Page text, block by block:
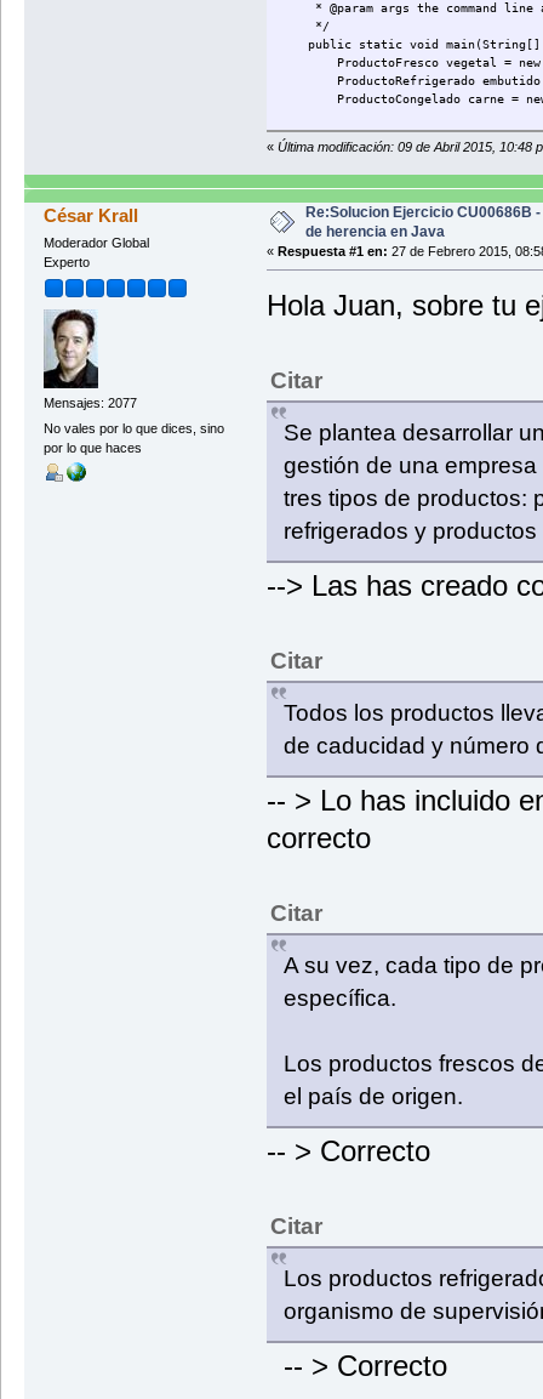
* @param args the command line
*/
public static void main(String[]
ProductoFresco vegetal = new
ProductoRefrigerado embutido =
ProductoCongelado carne = new
System.out.println("El producto
" tiene como fecha de
", y fecha de envasadado
" con numero de lote
" y tiene como pais de
System.out.println("El producto
" tiene como fecha de
", con numero de lote
System.out.println("El producto
", con numero de lote
" y tiene como temperatura
« Última modificación: 09 de Abril 2015, 10:48
César Krall
Moderador Global
Experto
Mensajes: 2077
No vales por lo que dices, sino
por lo que haces
Re:Solucion Ejercicio CU00686B
de herencia en Java
« Respuesta #1 en: 27 de Febrero 2015,
Hola Juan, sobre tu
Citar
Se plantea desarrollar
gestión de una
tres tipos de productos:
refrigerados y
--> Las has creado
Citar
Todos los productos
de caducidad y número
-- > Lo has incluido
correcto
Citar
A su vez, cada tipo de
específica.
Los productos frescos
el país de origen.
-- > Correcto
Citar
Los productos
organismo de
-- > Correcto